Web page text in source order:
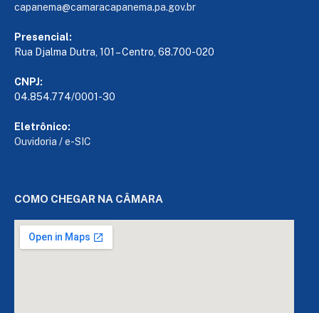
capanema@camaracapanema.pa.gov.br
Presencial:
Rua Djalma Dutra, 101 – Centro, 68.700-020
CNPJ:
04.854.774/0001-30
Eletrônico:
Ouvidoria /e-SIC
COMO CHEGAR NA CÂMARA